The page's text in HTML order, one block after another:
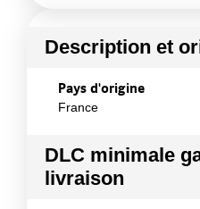
Description et
Pays d'origine
France
DLC minimale
livraison